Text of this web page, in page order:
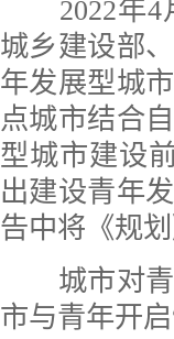
2022年4
城乡建设部
年发展型城
点城市结合
型城市建设
出建设青年
告中将《规
城市对青
市与青年开启